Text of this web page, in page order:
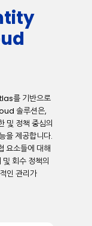
를 기반으로
솔루션은,
및 정책 중심의
을제공합니다.
요소들에 대해
및 회수 정책의
인 관리가